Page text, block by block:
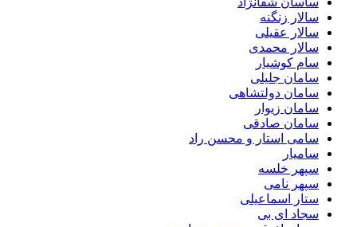
سالار زنگنه
سالار عقیلی
سالار محمدی
سام کوشیار
سامان جلیلی
سامان دولتشاهی
سامان زیوار
سامان صادقی
سامی استار و محسن راد
سامیار
سپهر خلسه
سپهر نامی
ستار اسماعیلی
سجاد ای بی